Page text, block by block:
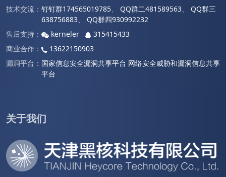
技术交流： 钉钉群174565019785、 QQ群二481589563、 QQ群三
638756883、 QQ群四930992232
售后支持：
kerneler
315415433
商业合作：
13622150903
漏洞平台： 国家信息安全漏洞共享平台 网络安全威胁和漏洞信息共享
平台
关于我们